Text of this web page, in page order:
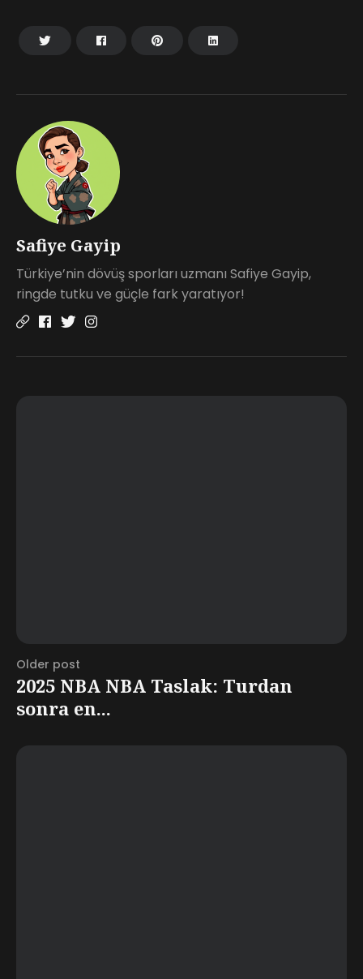
Safiye Gayip
Türkiye’nin dövüş sporları uzmanı Safiye Gayip,
ringde tutku ve güçle fark yaratıyor!
Older post
2025 NBA NBA Taslak: Turdan
sonra en...